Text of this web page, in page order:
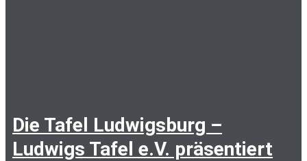
Die Tafel Ludwigsburg –
Ludwigs Tafel e.V. präsentiert